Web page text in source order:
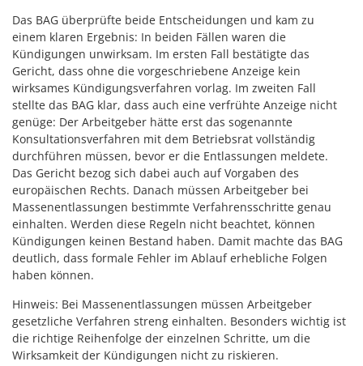
Das BAG überprüfte beide Entscheidungen und kam zu
einem klaren Ergebnis: In beiden Fällen waren die
Kündigungen unwirksam. Im ersten Fall bestätigte das
Gericht, dass ohne die vorgeschriebene Anzeige kein
wirksames Kündigungsverfahren vorlag. Im zweiten Fall
stellte das BAG klar, dass auch eine verfrühte Anzeige nicht
genüge: Der Arbeitgeber hätte erst das sogenannte
Konsultationsverfahren mit dem Betriebsrat vollständig
durchführen müssen, bevor er die Entlassungen meldete.
Das Gericht bezog sich dabei auch auf Vorgaben des
europäischen Rechts. Danach müssen Arbeitgeber bei
Massenentlassungen bestimmte Verfahrensschritte genau
einhalten. Werden diese Regeln nicht beachtet, können
Kündigungen keinen Bestand haben. Damit machte das BAG
deutlich, dass formale Fehler im Ablauf erhebliche Folgen
haben können.
Hinweis: Bei Massenentlassungen müssen Arbeitgeber
gesetzliche Verfahren streng einhalten. Besonders wichtig ist
die richtige Reihenfolge der einzelnen Schritte, um die
Wirksamkeit der Kündigungen nicht zu riskieren.